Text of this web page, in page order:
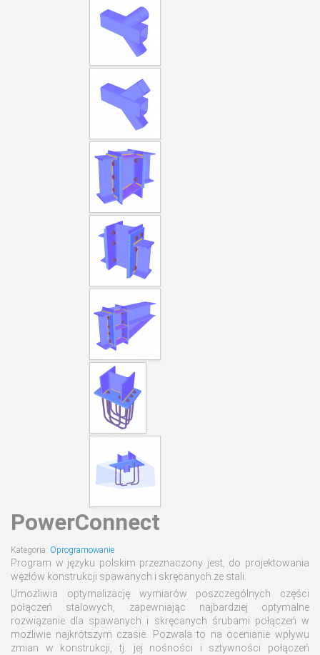
PowerConnect
Kategoria: Oprogramowanie
Program w języku polskim przeznaczony jest, do projektowania
węzłów konstrukcji spawanych i skręcanych ze stali.
Umożliwia optymalizację wymiarów poszczególnych części
połączeń stalowych, zapewniając najbardziej optymalne
rozwiązanie dla spawanych i skręcanych śrubami połączeń w
możliwie najkrótszym czasie. Pozwala to na ocenianie wpływu
zmian w konstrukcji, tj. jej nośności i sztywności połączeń